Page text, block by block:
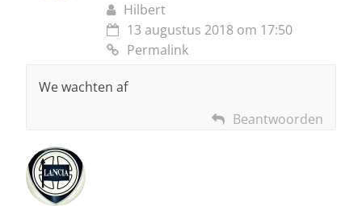
Hilbert
13 augustus 2018 om 17:50
Permalink
We wachten af
Beantwoorden